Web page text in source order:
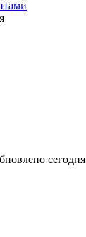
сегодня